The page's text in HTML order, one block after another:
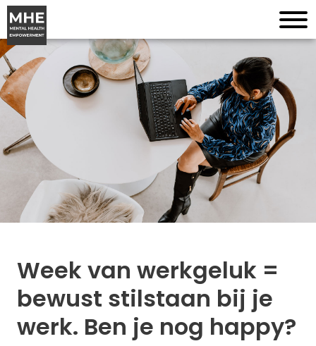
Week van werkgeluk =
bewust stilstaan bij je
werk. Ben je nog happy?